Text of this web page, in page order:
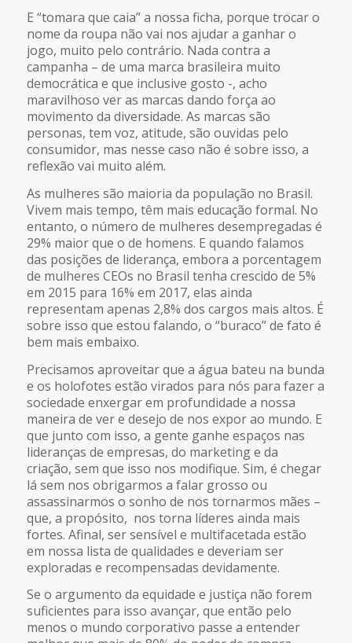
E “tomara que caia” a nossa ficha, porque trocar o
nome da roupa não vai nos ajudar a ganhar o
jogo, muito pelo contrário. Nada contra a
campanha – de uma marca brasileira muito
democrática e que inclusive gosto -, acho
maravilhoso ver as marcas dando força ao
movimento da diversidade. As marcas são
personas, tem voz, atitude, são ouvidas pelo
consumidor, mas nesse caso não é sobre isso, a
reflexão vai muito além.
As mulheres são maioria da população no Brasil.
Vivem mais tempo, têm mais educação formal. No
entanto, o número de mulheres desempregadas é
29% maior que o de homens. E quando falamos
das posições de liderança, embora a porcentagem
de mulheres CEOs no Brasil tenha crescido de 5%
em 2015 para 16% em 2017, elas ainda
representam apenas 2,8% dos cargos mais altos. É
sobre isso que estou falando, o “buraco” de fato é
bem mais embaixo.
Precisamos aproveitar que a água bateu na bunda
e os holofotes estão virados para nós para fazer a
sociedade enxergar em profundidade a nossa
maneira de ver e desejo de nos expor ao mundo. E
que junto com isso, a gente ganhe espaços nas
lideranças de empresas, do marketing e da
criação, sem que isso nos modifique. Sim, é chegar
lá sem nos obrigarmos a falar grosso ou
assassinarmos o sonho de nos tornarmos mães –
que, a propósito, nos torna líderes ainda mais
fortes. Afinal, ser sensível e multifacetada estão
em nossa lista de qualidades e deveriam ser
exploradas e recompensadas devidamente.
Se o argumento da equidade e justiça não forem
suficientes para isso avançar, que então pelo
menos o mundo corporativo passe a entender